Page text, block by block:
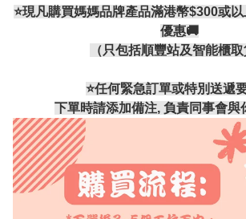
⭐現凡購買媽媽品牌產品滿港幣$300或
優惠🚚
（只包括順豐站及智能櫃取
⭐️任何緊急訂單或特別送遞
下單時請添加備注, 負責同事會與